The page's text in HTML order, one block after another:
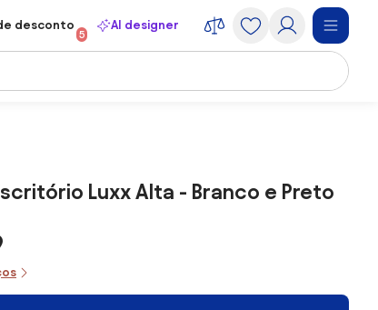
desconto
5
AI designer
Luxx Alta - Branco e Preto